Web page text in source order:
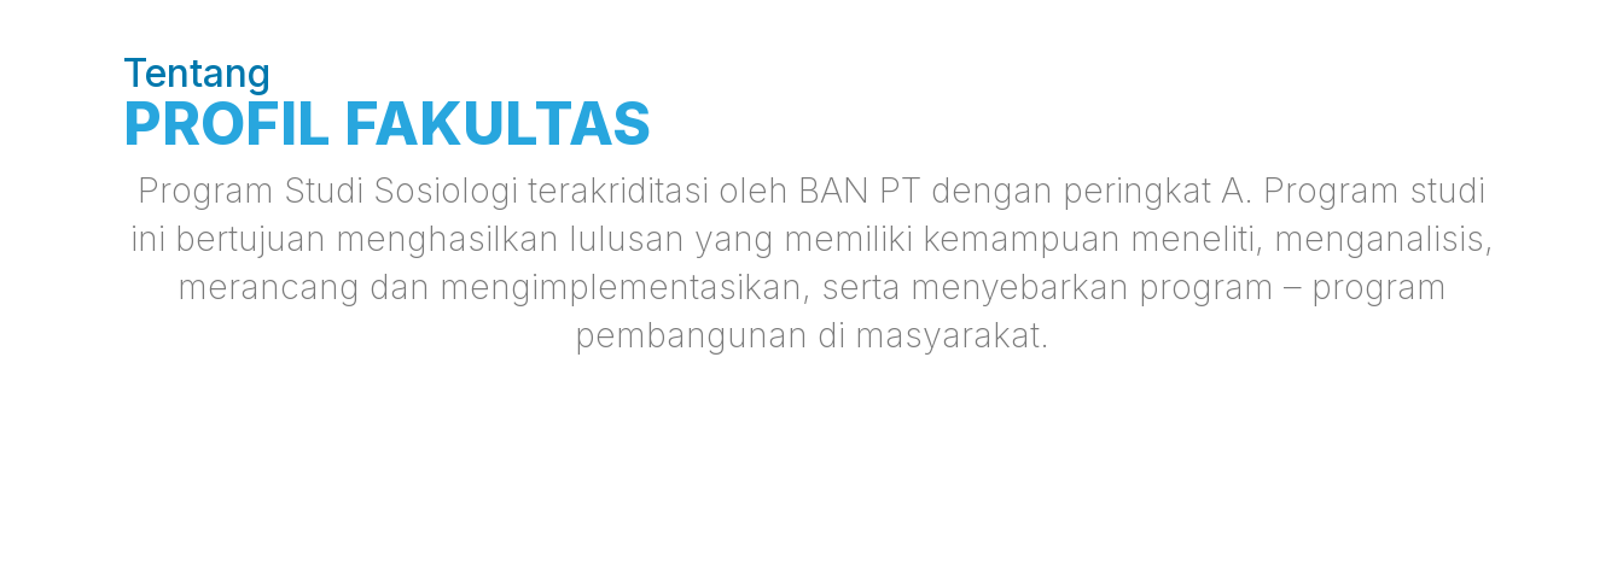
Tentang
PROFIL FAKULTAS
Program Studi Sosiologi terakriditasi oleh BAN PT dengan peringkat A. Program studi
ini bertujuan menghasilkan lulusan yang memiliki kemampuan meneliti, menganalisis,
merancang dan mengimplementasikan, serta menyebarkan program – program
pembangunan di masyarakat.